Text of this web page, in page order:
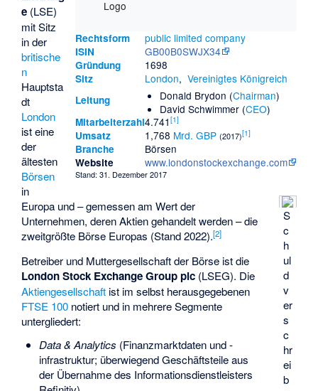
Logo
Rechtsform public limited company
ISIN GB00B0SWJX34
Gründung 1698
Sitz London, Vereinigtes Königreich
Leitung Donald Brydon (Chairman)
David Schwimmer (CEO)
Mitarbeiterzahl4.741 [1]
Umsatz 1,768 Mrd. GBP (2017)[1]
Branche Börsen
Website www.londonstockexchange.com
Stand: 31. Dezember 2017
S
c
h
ul
d
v
er
s
c
hr
ei
b
e (LSE)
mit Sitz
in der
britische
n
Hauptsta
dt
London
ist eine
der
ältesten
Börsen
in
Europa und – gemessen am Wert der
Unternehmen, deren Aktien gehandelt werden – die
zweitgrößte Börse Europas (Stand 2022).[2]
Betreiber und Muttergesellschaft der Börse ist die
London Stock Exchange Groupplc (LSEG). Die
Aktiengesellschaft ist im selbst herausgegebenen
FTSE 100 notiert und in mehrere Segmente
untergliedert:
Data & Analytics (Finanzmarktdaten und -
infrastruktur; überwiegend Geschäftsteile aus
der Übernahme des Informationsdienstleisters